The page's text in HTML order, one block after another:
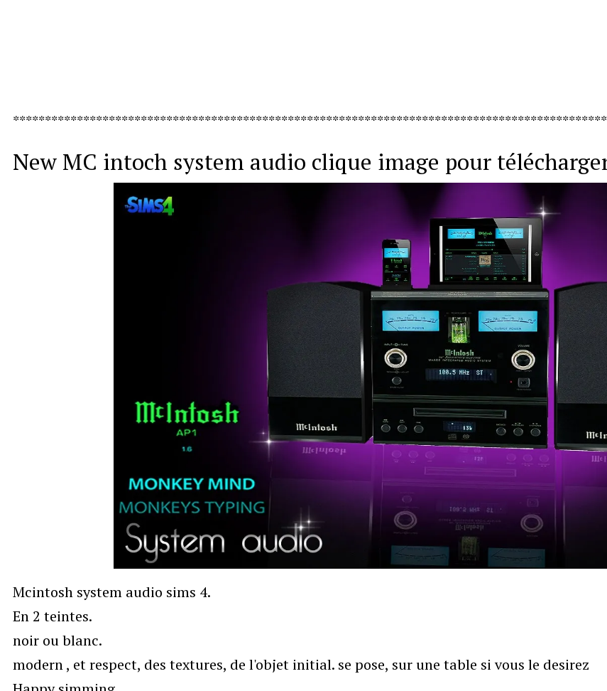
New MC intoch system audio clique image pour
Mcintosh system audio sims 4.
En 2 teintes.
noir ou blanc.
modern , et respect, des textures, de l'objet initial. se pose, sur une table si vous le desirez